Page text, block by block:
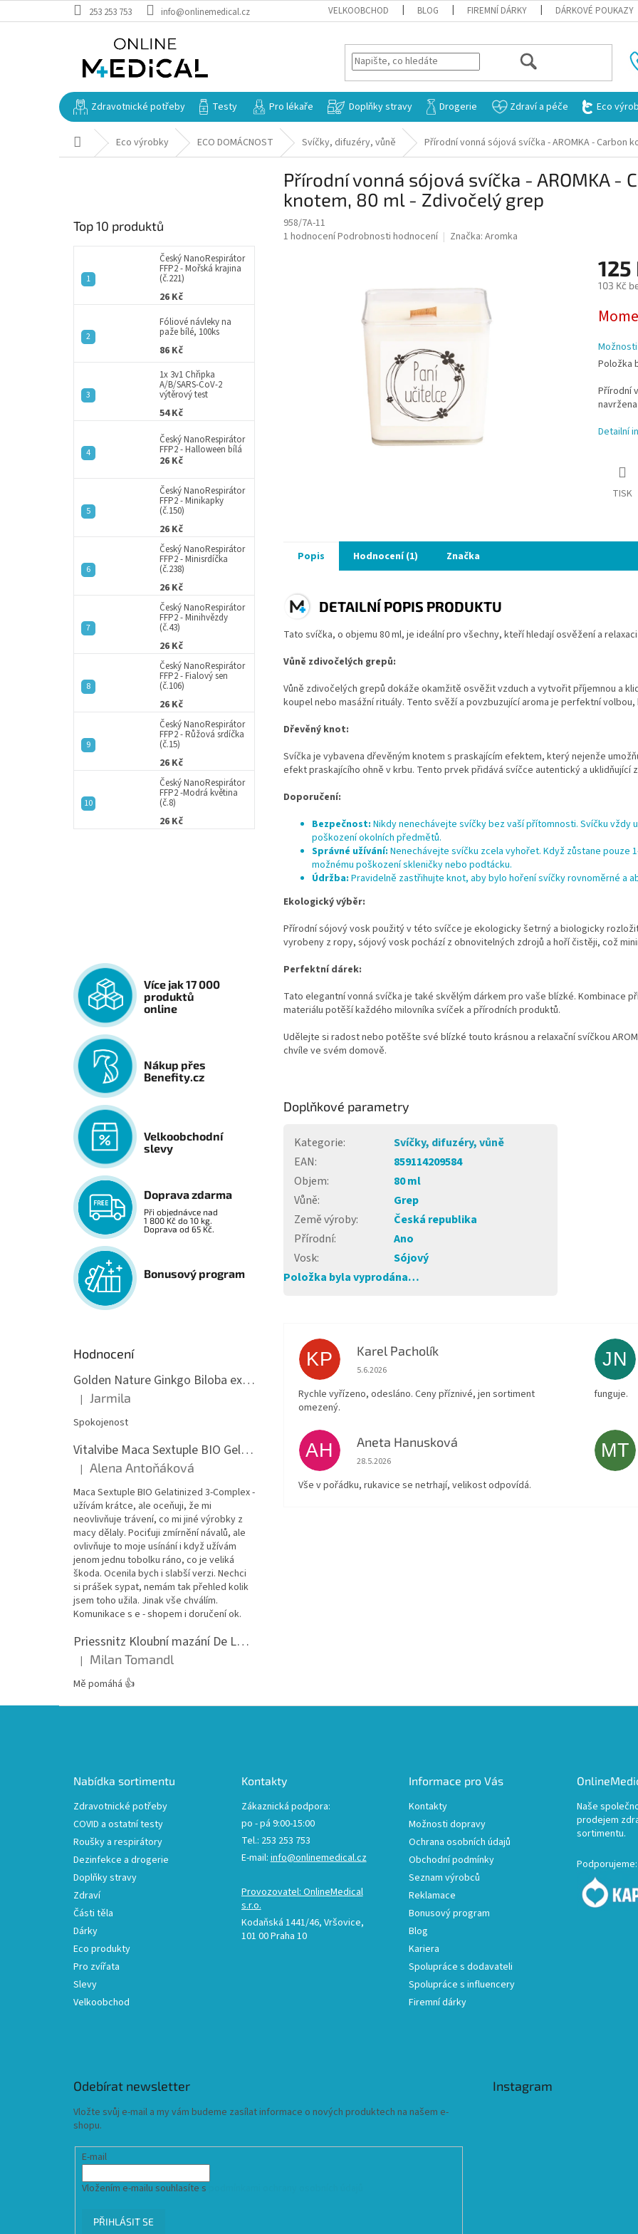
na
253 253 753 info@onlinemedical.cz VELKOOBCHOD BLOG FIREMNÍ DÁRKY DÁRKOVÉ POUKAZY
HLEDAT
Zdravotnické potřeby Testy Pro lékaře Doplňky stravy Drogerie Zdraví a péče Eco
Domů Eco výrobky ECO DOMÁCNOST Svíčky, difuzéry, vůně Přírodní vonná sójová svíčka - AROMKA -
Top 10 produktů
Český NanoRespirátor
FFP2 - Mořská krajina
(č.221)
26 Kč
Fóliové návleky na
paže bílé, 100ks
86 Kč
1x 3v1 Chřipka
A/B/SARS-CoV-2
výtěrový test
54 Kč
Český NanoRespirátor
FFP2 - Halloween bílá
26 Kč
Český NanoRespirátor
FFP2 - Minikapky
(č.150)
26 Kč
Český NanoRespirátor
FFP2 - Minisrdíčka
(č.238)
26 Kč
Český NanoRespirátor
FFP2 - Minihvězdy
(č.43)
26 Kč
Český NanoRespirátor
FFP2 - Fialový sen
(č.106)
26 Kč
Český NanoRespirátor
FFP2 - Růžová srdíčka
(č.15)
26 Kč
Český NanoRespirátor
FFP2 -Modrá květina
(č.8)
26 Kč
Více jak 17 000
produktů
online
Nákup přes
Benefity.cz
Velkoobchodní
slevy
Doprava zdarma
Při objednávce nad
1 800 Kč do 10 kg.
Doprava od 65 Kč.
Bonusový program
Hodnocení
Golden Nature Ginkgo Biloba extrakt 50:1 60mg, 100 kapslí
Hodnocení produktu je 5 z 5 hvězdiček.
| Jarmila
Spokojenost
Vitalvibe Maca Sextuple BIO Gelatinized 3-Complex, 60 kapslí
Hodnocení produktu je 5 z 5 hvězdiček.
| Alena Antoňáková
Maca Sextuple BIO Gelatinized 3-Complex -
užívám krátce, ale oceňuji, že mi
neovlivňuje trávení, co mi jiné výrobky z
macy dělaly. Pociťuji zmírnění návalů, ale
ovlivňuje to moje usínání i když užívám
jenom jednu tobolku ráno, co je veliká
škoda. Ocenila bych i slabší verzi. Nechci
si prášek sypat, nemám tak přehled kolik
jsem toho užila. Jinak vše chválím.
Komunikace s e - shopem i doručení ok.
Priessnitz Kloubní mazání De Luxe, 200ml
Hodnocení produktu je 5 z 5 hvězdiček.
| Milan Tomandl
Mě pomáhá 👍
Přírodní vonná sójová svíčka - AROMKA -
knotem, 80 ml - Zdivočelý grep
958/7A-11
Průměrné
1 hodnoceníPodrobnosti hodnocení Značka: Aromka
125
103 Kč
cena:
Položka
Přírodní
Detailní
TISK
Popis Hodnocení (1) Značka
DETAILNÍ POPIS PRODUKTU
Tato svíčka, o objemu 80 ml, je ideální pro všechny, kteří hledají osvěžení a
Vůně zdivočelých grepů:
Vůně zdivočelých grepů dokáže okamžitě osvěžit vzduch a vytvořit příjemnou a
koupel nebo masážní rituály. Tento svěží a povzbuzující aroma je perfektní
Dřevěný knot:
Svíčka je vybavena dřevěným knotem s praskajícím efektem, který nejenže
efekt praskajícího ohně v krbu. Tento prvek přidává svíčce autentický a uklidňující
Doporučení:
Bezpečnost: Nikdy nenechávejte svíčky bez vaší přítomnosti. Svíčku
poškození okolních předmětů.
Správné užívání: Nenechávejte svíčku zcela vyhořet. Když zůstane pouze
možnému poškození skleničky nebo podtácku.
Údržba: Pravidelně zastřihujte knot, aby bylo hoření svíčky rovnoměrné a
Ekologický výběr:
Přírodní sójový vosk použitý v této svíčce je ekologicky šetrný a biologicky
vyrobeny z ropy, sójový vosk pochází z obnovitelných zdrojů a hoří čistěji, což
Perfektní dárek:
Tato elegantní vonná svíčka je také skvělým dárkem pro vaše blízké. Kombinace
materiálu potěší každého milovníka svíček a přírodních produktů.
Udělejte si radost nebo potěšte své blízké touto krásnou a relaxační svíčkou
chvíle ve svém domově.
Doplňkové parametry
Kategorie:
Svíčky, difuzéry, vůně
EAN:
859114209584
Objem:
80 ml
Vůně:
Grep
Země výroby:
Česká republika
Přírodní:
Ano
Vosk:
Sójový
Položka byla vyprodána…
KP Karel Pacholík
Hodnocení obchodu je 4 z 5 hvězdiček.
5.6.2026
Rychle vyřízeno, odesláno. Ceny příznivé, jen sortiment
omezený.
JN
funguje.
AH Aneta Hanusková
Hodnocení obchodu je 5 z 5 hvězdiček.
28.5.2026
Vše v pořádku, rukavice se netrhají, velikost odpovídá.
MT
Nabídka sortimentu
Zdravotnické potřeby
COVID a ostatní testy
Roušky a respirátory
Dezinfekce a drogerie
Doplňky stravy
Zdraví
Části těla
Dárky
Eco produkty
Pro zvířata
Slevy
Velkoobchod
Kontakty
Zákaznická podpora:
po - pá 9:00-15:00
Tel.: 253 253 753
E-mail: info@onlinemedical.cz
Provozovatel: OnlineMedical
s.r.o.
Kodaňská 1441/46, Vršovice,
101 00 Praha 10
Informace pro Vás
Kontakty
Možnosti dopravy
Ochrana osobních údajů
Obchodní podmínky
Seznam výrobců
Reklamace
Bonusový program
Blog
Kariera
Spolupráce s dodavateli
Spolupráce s influencery
Firemní dárky
Naše
prodejem
sortimentu.
Podporujeme:
Odebírat newsletter
Vložte svůj e-mail a my vám budeme zasílat informace o nových produktech na našem e-
shopu.
E-mail
Vložením e-mailu souhlasíte s
PŘIHLÁSIT SE
Instagram